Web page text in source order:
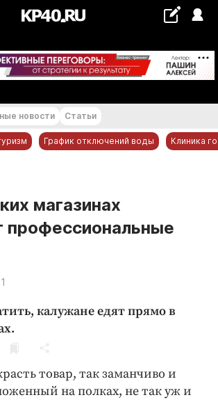
+22...+23 °С
компаний
новости
новости Статьи
График отключений воды Клиника
магазинах
профессиональные
калужане едят прямо в
товар, так заманчиво и
на полках, не так уж и